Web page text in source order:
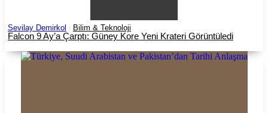
Sevilay Demirkol Bilim & Teknoloji
Falcon 9 Ay’a Çarptı: Güney Kore Yeni Krateri Görüntüledi